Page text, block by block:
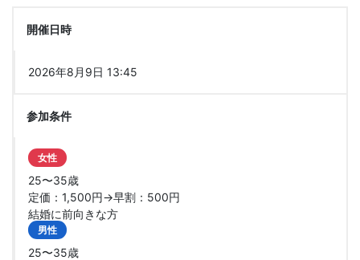
開催日時
2026年8月9日 13:45
参加条件
女性
25〜35歳
定価：1,500円→早割：500円
結婚に前向きな方
男性
25〜35歳